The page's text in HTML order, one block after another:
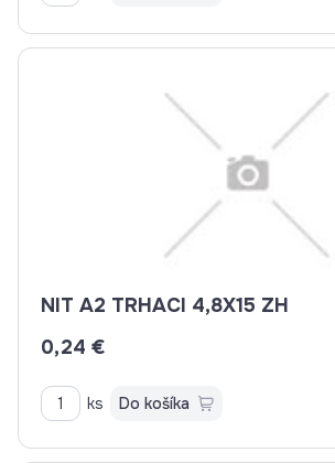
NIT A2 TRHACI 4,8X15 ZH
0,24 €
ks Do košíka